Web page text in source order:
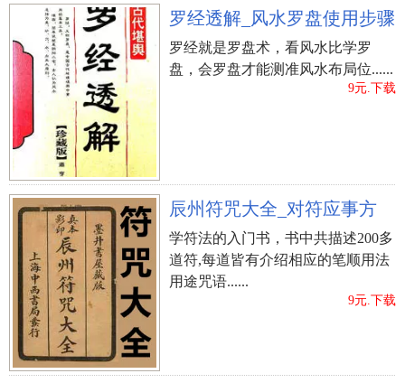
罗经透解_风水罗盘使用步骤
罗经就是罗盘术，看风水比学罗
盘，会罗盘才能测准风水布局位......
9元.下载
辰州符咒大全_对符应事方
学符法的入门书，书中共描述200多
道符,每道皆有介绍相应的笔顺用法
用途咒语......
9元.下载